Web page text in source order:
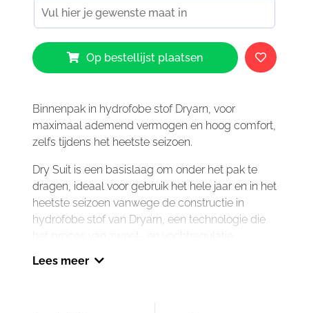
Dainese
Dry
Suit
Op bestellijst plaatsen
Binnenpak in hydrofobe stof Dryarn, voor
maximaal ademend vermogen en hoog comfort,
zelfs tijdens het heetste seizoen.
Dry Suit is een basislaag om onder het pak te
dragen, ideaal voor gebruik het hele jaar en in het
heetste seizoen vanwege de constructie in
hydrofobe stof van Dryarn, een technologie die
droog blijft keer.
Lees meer